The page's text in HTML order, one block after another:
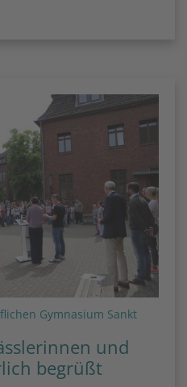
Gymnasium Sankt
und
begrüßt